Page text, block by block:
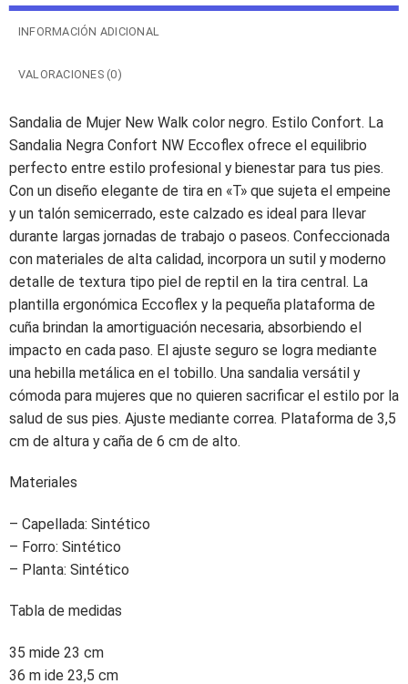
INFORMACIÓN ADICIONAL
VALORACIONES (0)
Sandalia de Mujer New Walk color negro. Estilo Confort. La
Sandalia Negra Confort NW Eccoflex ofrece el equilibrio
perfecto entre estilo profesional y bienestar para tus pies.
Con un diseño elegante de tira en «T» que sujeta el empeine
y un talón semicerrado, este calzado es ideal para llevar
durante largas jornadas de trabajo o paseos. Confeccionada
con materiales de alta calidad, incorpora un sutil y moderno
detalle de textura tipo piel de reptil en la tira central. La
plantilla ergonómica Eccoflex y la pequeña plataforma de
cuña brindan la amortiguación necesaria, absorbiendo el
impacto en cada paso. El ajuste seguro se logra mediante
una hebilla metálica en el tobillo. Una sandalia versátil y
cómoda para mujeres que no quieren sacrificar el estilo por la
salud de sus pies. Ajuste mediante correa. Plataforma de 3,5
cm de altura y caña de 6 cm de alto.
Materiales
– Capellada: Sintético
– Forro: Sintético
– Planta: Sintético
Tabla de medidas
35 mide 23 cm
36 m ide 23,5 cm